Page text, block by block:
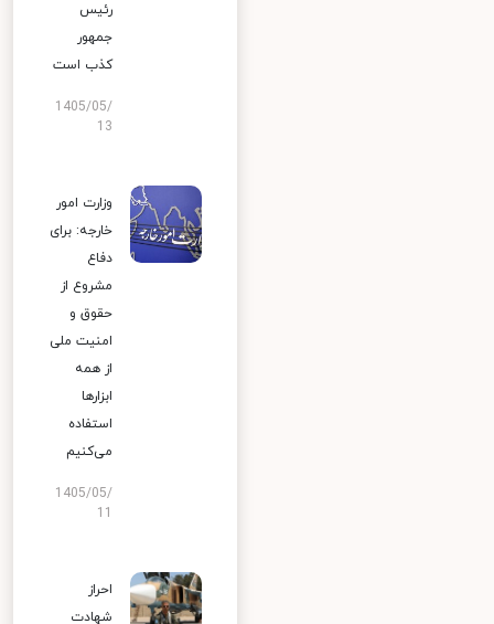
رئیس
جمهور
کذب است
1405/05/
13
وزارت امور
خارجه: برای
دفاع
مشروع از
حقوق و
امنیت ملی
از همه
ابزارها
استفاده
می‌کنیم
1405/05/
احراز
شهادت